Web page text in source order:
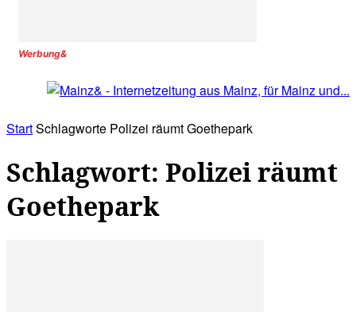
Werbung&
StartSchlagworte Polizei räumt Goethepark
Schlagwort: Polizei räumt
Goethepark